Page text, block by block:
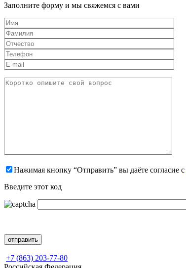
Заполните форму и мы свяжемся с вами
Нажимая кнопку “Отправить” вы даёте согласие с
Введите этот код
+7 (863) 203-77-80